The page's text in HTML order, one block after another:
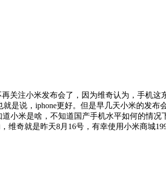
关注小米发布会了，因为维奇认为，手机
是说，iphone更好。但是早几天小米的发
小米是啥，不知道国产手机水平如何的情
维奇就是昨天8月16号，有幸使用小米商城